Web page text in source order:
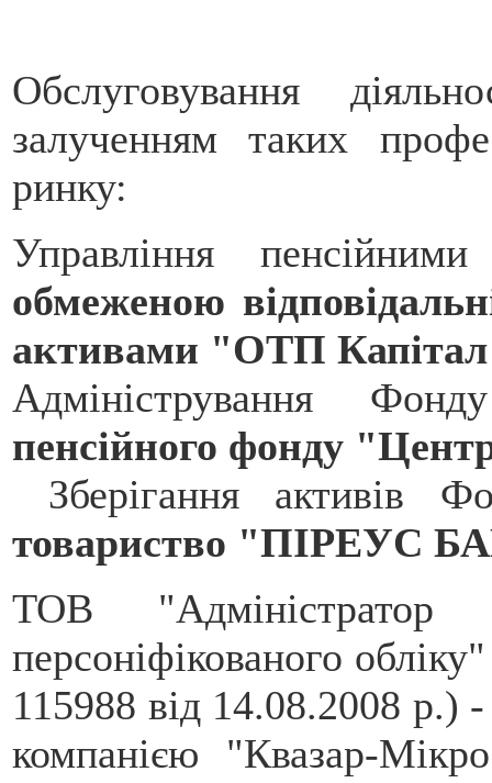
Обслуговування
залученням таких
ринку:
Управління
обмеженою
активами "ОТП
Адміністрування
пенсійного фонду
Зберігання активів
товариство "ПІРЕУС
ТОВ "Адміністратор
персоніфікованого
115988 від 14.08.2008 р.)
компанією "Квазар-